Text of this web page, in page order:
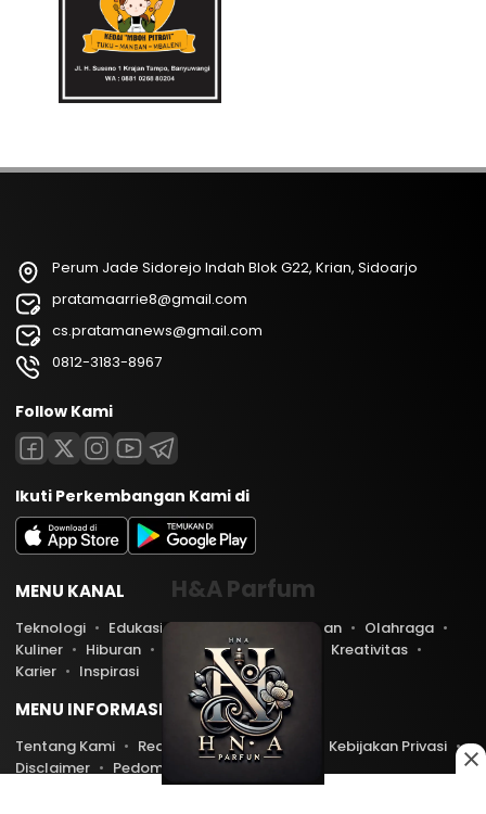
Perum Jade Sidorejo Indah Blok G22, Krian, Sidoarjo
pratamaarrie8@gmail.com
cs.pratamanews@gmail.com
0812-3183-8967
Follow Kami
Ikuti Perkembangan Kami di
MENU KANAL
Teknologi Edukasi Lifestyle Keuangan
Olahraga
Kuliner
Hiburan Travel Kesehatan
Kreativitas
Karier
Inspirasi
MENU INFORMASI
Tentang Kami Redaksi Kontak Kami
Kebijakan Privasi
Disclaimer
Pedoman Media Siber
H&A Parfum